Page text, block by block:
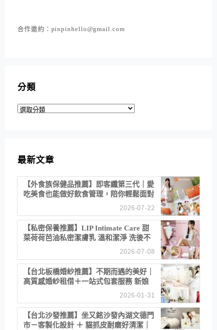
合作邀約：pinpinhello@gmail.com
分類
分
最新文章
【外食族保健品推薦】即客纖第三代｜愛
吃美食也能做好飲食管理，陪你輕鬆面對
2026-07-22
【私密保養推薦】LIP Intimate Care 甜
菜荷荷芭油私密潔膚乳 溫和潔淨 洗後不
2026-07-08
【台北板橋婚紗推薦】不期而遇的美好｜
高質感婚紗租借＋一站式包套服務 新娘
2026-01-31
【台北沙發推薦】坐又銘沙發內湖文德門
市－客製化設計 ＋ 貓抓皮耐磨好清潔｜